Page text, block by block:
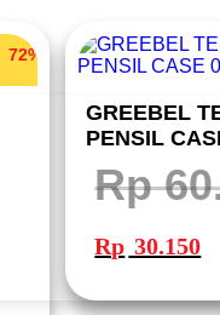
72%
GREEBEL
PENSIL
Rp
Harga
adalah:
Rp 60.300.
Rp 30.150ini